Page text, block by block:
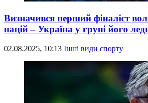
Визначився перший фіналіст
націй – Україна у групі його
02.08.2025, 10:13 Інші види спорту